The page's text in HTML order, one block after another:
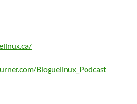
Bloguelinux_Podcast